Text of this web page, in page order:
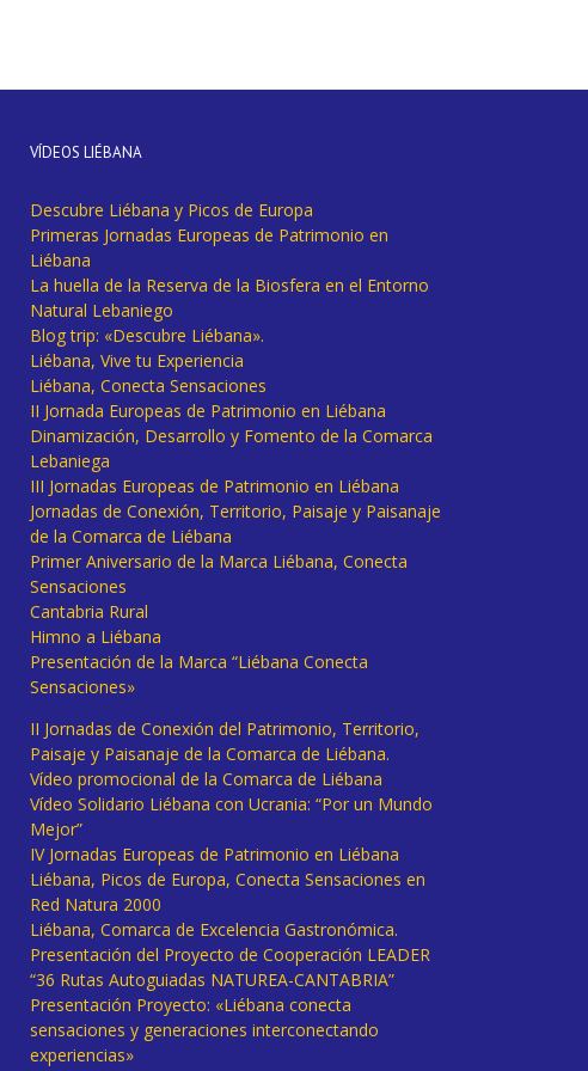
VÍDEOS LIÉBANA
Descubre Liébana y Picos de Europa
Primeras Jornadas Europeas de Patrimonio en
Liébana
La huella de la Reserva de la Biosfera en el Entorno
Natural Lebaniego
Blog trip: «Descubre Liébana».
Liébana, Vive tu Experiencia
Liébana, Conecta Sensaciones
II Jornada Europeas de Patrimonio en Liébana
Dinamización, Desarrollo y Fomento de la Comarca
Lebaniega
III Jornadas Europeas de Patrimonio en Liébana
Jornadas de Conexión, Territorio, Paisaje y Paisanaje
de la Comarca de Liébana
Primer Aniversario de la Marca Liébana, Conecta
Sensaciones
Cantabria Rural
Himno a Liébana
Presentación de la Marca “Liébana Conecta
Sensaciones»
II Jornadas de Conexión del Patrimonio, Territorio,
Paisaje y Paisanaje de la Comarca de Liébana.
Vídeo promocional de la Comarca de Liébana
Vídeo Solidario Liébana con Ucrania: “Por un Mundo
Mejor”
IV Jornadas Europeas de Patrimonio en Liébana
Liébana, Picos de Europa, Conecta Sensaciones en
Red Natura 2000
Liébana, Comarca de Excelencia Gastronómica.
Presentación del Proyecto de Cooperación LEADER
“36 Rutas Autoguiadas NATUREA-CANTABRIA”
Presentación Proyecto: «Liébana conecta
sensaciones y generaciones interconectando
experiencias»